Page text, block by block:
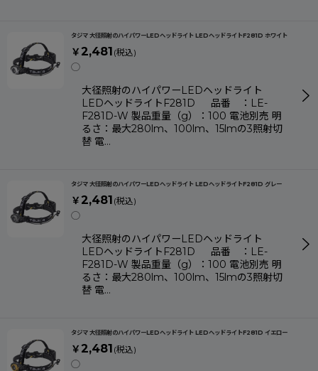
タジマ 大径照射のハイパワーLEDヘッドライト LEDヘッドライトF281D ホワイト
￥ 2,481 (税込)
◯
大径照射のハイパワーLEDヘッドライト
LEDヘッドライトF281D 品番 ：LE-
F281D-W 製品重量（g）：100 電池別売 明
るさ：最大280lm、100lm、15lmの3照射切
替 電…
タジマ 大径照射のハイパワーLEDヘッドライト LEDヘッドライトF281D グレー
￥ 2,481 (税込)
◯
大径照射のハイパワーLEDヘッドライト
LEDヘッドライトF281D 品番 ：LE-
F281D-W 製品重量（g）：100 電池別売 明
るさ：最大280lm、100lm、15lmの3照射切
替 電…
タジマ 大径照射のハイパワーLEDヘッドライト LEDヘッドライトF281D イエロー
￥ 2,481 (税込)
◯